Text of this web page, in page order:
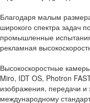
Благодаря малым
широкого спектра задач
промышленные
рекламная
Высокоскоростные
Miro, IDT OS, Photron
изображения, передачи
международному